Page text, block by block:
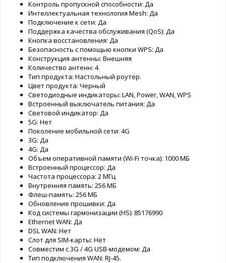
Контроль пропускной способности: Да
Интеллектуальная технология Mesh: Да
Подключение к сети: Да
Поддержка качества обслуживания (QoS): Да
Кнопка восстановления: Да
Безопасность с помощью кнопки WPS: Да
Конструкция антенны: Внешняя
Количество антенн: 4
Тип продукта: Настольный роутер.
Цвет продукта: Черный
Светодиодные индикаторы: LAN, Power, WAN, WPS
Встроенный выключатель питания: Да
Световой индикатор: Да
5G: Нет
Поколение мобильной сети: 4G
3G: Да
4G: Да
Объем оперативной памяти (Wi-Fi точка): 1000 МБ
Встроенный процессор: Да
Частота процессора: 2 МГц
Внутренняя память: 256 МБ
Флеш-память: 256 МБ
Обновление прошивки: Да
Код системы гармонизации (HS): 85176990
Ethernet WAN: Да
DSL WAN: Нет
Слот для SIM-карты: Нет
Совместим с 3G / 4G USB-модемом: Да
Тип подключения WAN: RJ-45.